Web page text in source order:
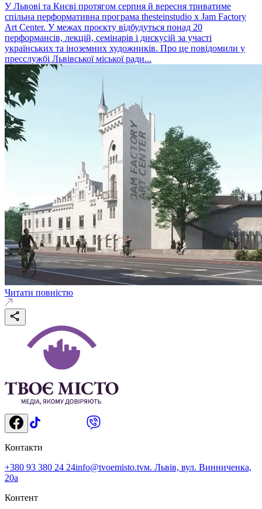
У Львові та Києві протягом серпня й вересня триватиме
спільна перформативна програма thesteinstudio x Jam Factory
Art Center. У межах проєкту відбудуться понад 20
перформансів, лекцій, семінарів і дискусій за участі
українських та іноземних художників. Про це повідомили у
пресслужбі Львівської міської ради...
Читати повністю
Контакти
+380 93 380 24 24info@tvoemisto.tvм. Львів, вул. Винниченка,
20а
Контент